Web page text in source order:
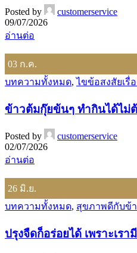
Posted by
customerservice
09/07/2026
อ่านต่อ
03 ก.ค.
บทความทั้งหมด,ไขข้อสงสัยเรื่
ข้าวต้มกุ๊ยข้นๆ ทำกินได้ไม่
Posted by
customerservice
02/07/2026
อ่านต่อ
26 มิ.ย.
บทความทั้งหมด, สุขภาพดีกับข้
ปรุงจืดก็อร่อยได้ เพราะเร